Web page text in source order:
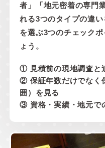
者」「地元密着の専門
れる3つのタイプの違
を選ぶ3つのチェック
ょう。
① 見積前の現地調査と
② 保証年数だけでなく
囲）を見る
③ 資格・実績・地元で